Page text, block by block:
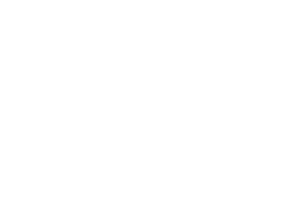
a súlyos fertőzöttek száma
hullám, megugrott a súlyos